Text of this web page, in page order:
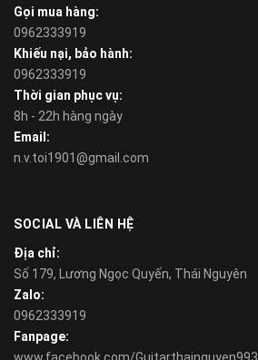
Gọi mua hàng:
0962333919
Khiếu nại, bảo hành:
0962333919
Thời gian phục vụ:
8h - 22h hàng ngày
Email:
n.v.toi1901@gmail.com
SOCIAL VÀ LIÊN HỆ
Địa chỉ:
Số 179, Lương Ngọc Quyến, Thái Nguyên
Zalo:
0962333919
Fanpage:
www.facebook.com/Guitarthainguyen993